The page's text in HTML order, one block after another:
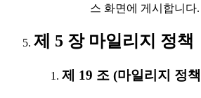
스 화면에 게시합니다.
제 5 장 마일리지 정책
제 19 조 (마일리지 정